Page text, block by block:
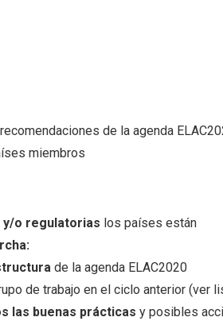
de la agenda
miembros
y/o regulatorias los países están
de la agenda ELAC2020
de trabajo en el ciclo anterior (ver
las buenas prácticas y posibles